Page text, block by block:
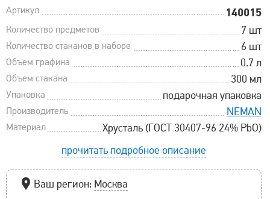
Артикул 140015
Количество предметов 7 шт
Количество стаканов в наборе 6 шт
Объем графина 0.7 л
Объем стакана 300 мл
Упаковка подарочная упаковка
Производитель NEMAN
Материал
Хрусталь (ГОСТ 30407-96 24% PbO)
прочитать подробное описание
Ваш регион: Москва